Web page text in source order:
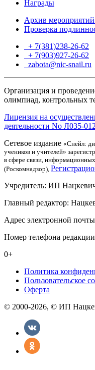
Награды
Архив
Проверка
+ 7(381)238-26-62
+ 7(903)927-26-62
zabota@nic-snail.ru
Организация и
олимпиад, контрольных
Лицензия на
деятельности No Л035-
Сетевое издание «Снейл:
учеников и учителей»
в сфере связи,
(Роскомнадзор),
Учредитель: ИП
Главный редактор:
Адрес электронной
Номер телефона
0+
Политика
Пользовательское
Оферта
© 2000-2026, © ИП